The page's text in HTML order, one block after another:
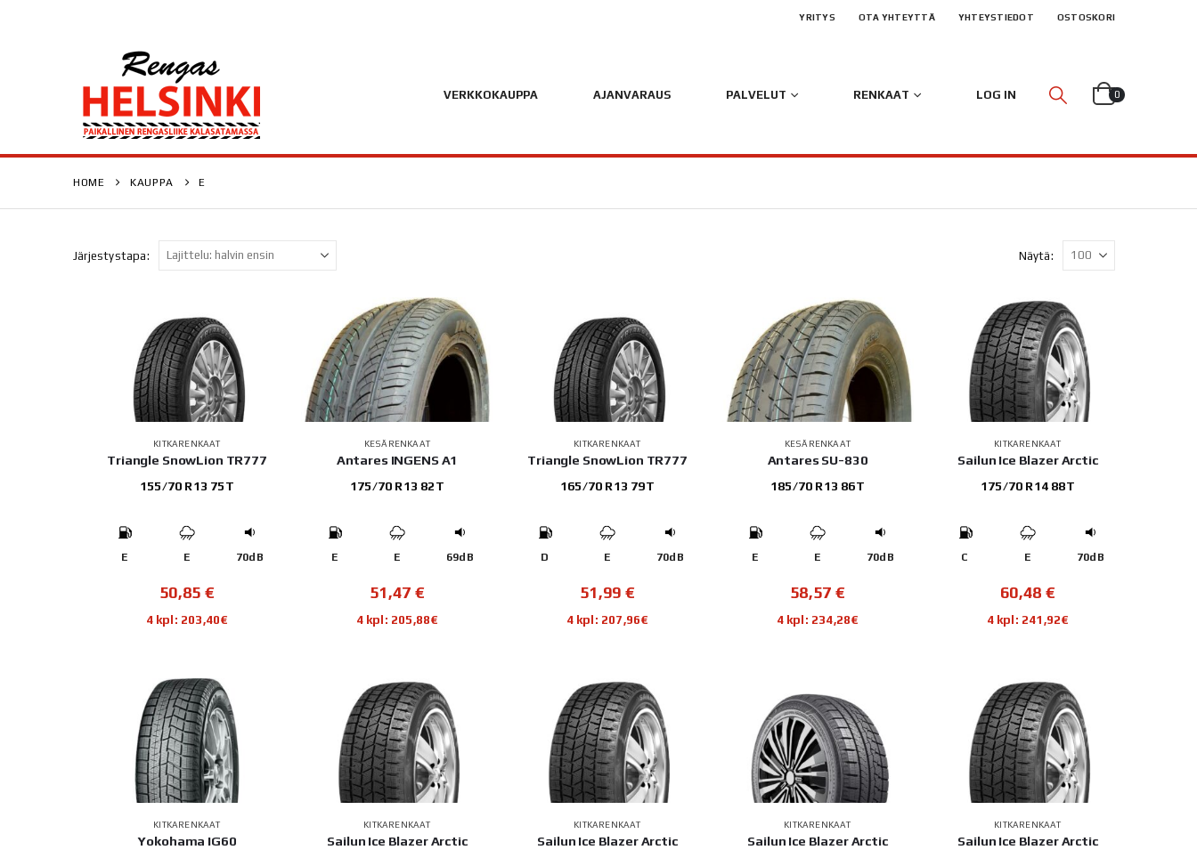
YRITYS OTA YHTEYTTÄ YHTEYSTIEDOT OSTOSKORI
VERKKOKAUPPA AJANVARAUS PALVELUT RENKAAT LOG IN 0
HOME KAUPPA E
Järjestystapa: Näytä:
KITKARENKAAT
Triangle SnowLion TR777
155/70 R13 75T
E E 70dB
50,85 €
4 kpl: 203,40€
KESÄRENKAAT
Antares INGENS A1
175/70 R13 82T
E E 69dB
51,47 €
4 kpl: 205,88€
KITKARENKAAT
Triangle SnowLion TR777
165/70 R13 79T
D E 70dB
51,99 €
4 kpl: 207,96€
KESÄRENKAAT
Antares SU-830
185/70 R13 86T
E E 70dB
58,57 €
4 kpl: 234,28€
KITKARENKAAT
Sailun Ice Blazer Arctic
175/70 R14 88T
C E 70dB
60,48 €
4 kpl: 241,92€
KITKARENKAAT
Yokohama IG60
KITKARENKAAT
Sailun Ice Blazer Arctic
KITKARENKAAT
Sailun Ice Blazer Arctic
KITKARENKAAT
Sailun Ice Blazer Arctic
KITKARENKAAT
Sailun Ice Blazer Arctic